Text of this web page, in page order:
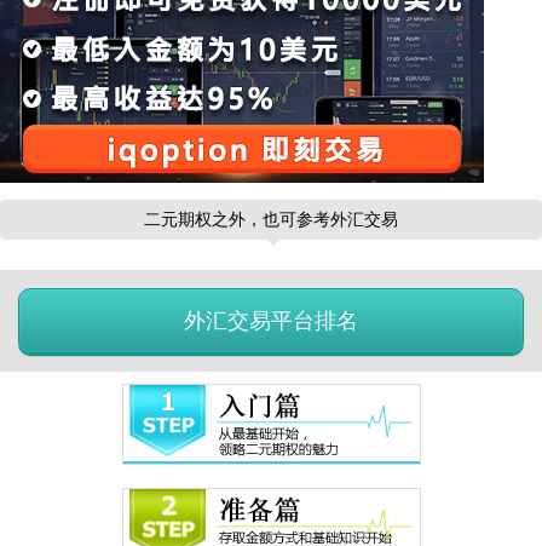
二元期权之外，也可参考外汇交易
外汇交易平台排名